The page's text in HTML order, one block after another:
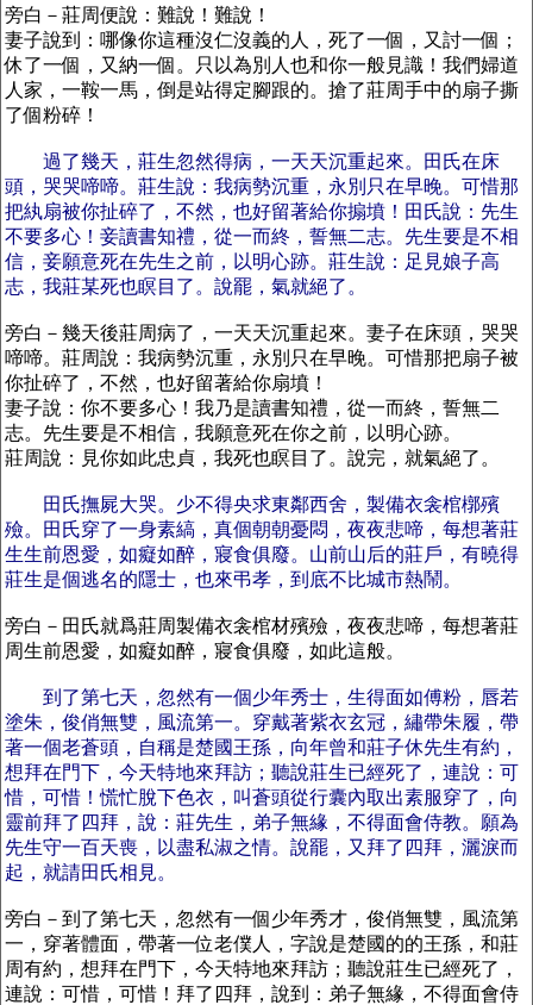
旁白－莊周便說：難說！難說！
妻子說到：哪像你這種沒仁沒義的人，死了一個，又討一個；
休了一個，又納一個。只以為別人也和你一般見識！我們婦道
人家，一鞍一馬，倒是站得定腳跟的。搶了莊周手中的扇子撕
了個粉碎！
過了幾天，莊生忽然得病，一天天沉重起來。田氏在床
頭，哭哭啼啼。莊生說：我病勢沉重，永別只在早晚。可惜那
把紈扇被你扯碎了，不然，也好留著給你搧墳！田氏說：先生
不要多心！妾讀書知禮，從一而終，誓無二志。先生要是不相
信，妾願意死在先生之前，以明心跡。莊生說：足見娘子高
志，我莊某死也瞑目了。說罷，氣就絕了。
旁白－幾天後莊周病了，一天天沉重起來。妻子在床頭，哭哭
啼啼。莊周說：我病勢沉重，永別只在早晚。可惜那把扇子被
你扯碎了，不然，也好留著給你扇墳！
妻子說：你不要多心！我乃是讀書知禮，從一而終，誓無二
志。先生要是不相信，我願意死在你之前，以明心跡。
莊周說：見你如此忠貞，我死也瞑目了。說完，就氣絕了。
田氏撫屍大哭。少不得央求東鄰西舍，製備衣衾棺槨殯
殮。田氏穿了一身素縞，真個朝朝憂悶，夜夜悲啼，每想著莊
生生前恩愛，如癡如醉，寢食俱廢。山前山后的莊戶，有曉得
莊生是個逃名的隱士，也來弔孝，到底不比城市熱鬧。
旁白－田氏就爲莊周製備衣衾棺材殯殮，夜夜悲啼，每想著莊
周生前恩愛，如癡如醉，寢食俱廢，如此這般。
到了第七天，忽然有一個少年秀士，生得面如傅粉，唇若
塗朱，俊俏無雙，風流第一。穿戴著紫衣玄冠，繡帶朱履，帶
著一個老蒼頭，自稱是楚國王孫，向年曾和莊子休先生有約，
想拜在門下，今天特地來拜訪；聽說莊生已經死了，連說：可
惜，可惜！慌忙脫下色衣，叫蒼頭從行囊內取出素服穿了，向
靈前拜了四拜，說：莊先生，弟子無緣，不得面會侍教。願為
先生守一百天喪，以盡私淑之情。說罷，又拜了四拜，灑淚而
起，就請田氏相見。
旁白－到了第七天，忽然有一個少年秀才，俊俏無雙，風流第
一，穿著體面，帶著一位老僕人，字說是楚國的的王孫，和莊
周有約，想拜在門下，今天特地來拜訪；聽說莊生已經死了，
連說：可惜，可惜！拜了四拜，說到：弟子無緣，不得面會侍